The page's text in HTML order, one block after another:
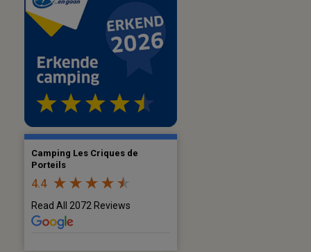
Camping Les Criques de
Porteils
4.4
Read All 2072 Reviews